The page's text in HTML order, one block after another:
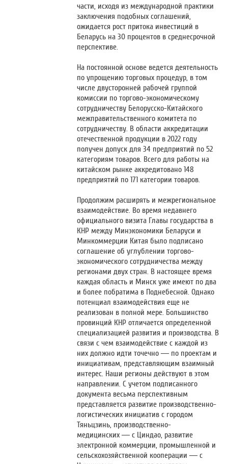
части, исходя из международной практики
заключения подобных соглашений,
ожидается рост притока инвестиций в
Беларусь на 30 процентов в среднесрочной
перспективе.
На постоянной основе ведется деятельность
по упрощению торговых процедур, в том
числе двусторонней рабочей группой
комиссии по торгово-экономическому
сотрудничеству Белорусско-Китайского
межправительственного комитета по
сотрудничеству. В области аккредитации
отечественной продукции в 2022 году
получен допуск для 34 предприятий по 52
категориям товаров. Всего для работы на
китайском рынке аккредитовано 148
предприятий по 171 категории товаров.
Продолжим расширять и межрегиональное
взаимодействие. Во время недавнего
официального визита Главы государства в
КНР между Минэкономики Беларуси и
Минкоммерции Китая было подписано
соглашение об углублении торгово-
экономического сотрудничества между
регионами двух стран. В настоящее время
каждая область и Минск уже имеют по два
и более побратима в Поднебесной. Однако
потенциал взаимодействия еще не
реализован в полной мере. Большинство
провинций КНР отличается определенной
специализацией развития и производства. В
связи с чем взаимодействие с каждой из
них должно идти точечно — по проектам и
инициативам, представляющим взаимный
интерес. Наши регионы действуют в этом
направлении. С учетом подписанного
документа весьма перспективным
представляется развитие производственно-
логистических инициатив с городом
Тяньцзинь, производственно-
медицинских — с Циндао, развитие
электронной коммерции, промышленной и
сельскохозяйственной кооперации — с